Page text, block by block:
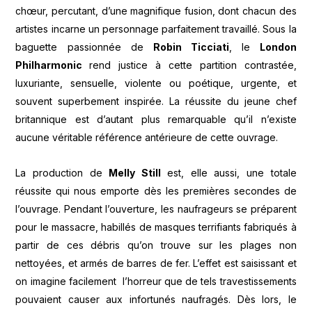
chœur, percutant, d’une magnifique fusion, dont chacun des
artistes incarne un personnage parfaitement travaillé. Sous la
baguette passionnée de Robin Ticciati , le London
Philharmonicrend justice à cette partition contrastée,
luxuriante, sensuelle, violente ou poétique, urgente, et
souvent superbement inspirée. La réussite du jeune chef
britannique est d’autant plus remarquable qu’il n’existe
aucune véritable référence antérieure de cette ouvrage.
La production de Melly Still est, elle aussi, une totale
réussite qui nous emporte dès les premières secondes de
l’ouvrage. Pendant l’ouverture, les naufrageurs se préparent
pour le massacre, habillés de masques terrifiants fabriqués à
partir de ces débris qu’on trouve sur les plages non
nettoyées, et armés de barres de fer. L’effet est saisissant et
on imagine facilement l’horreur que de tels travestissements
pouvaient causer aux infortunés naufragés. Dès lors, le